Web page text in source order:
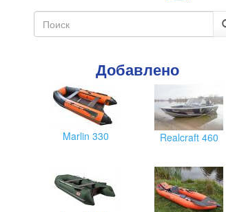
Форма
поиска
Добавлено
Marlin 330 Realcraft 460